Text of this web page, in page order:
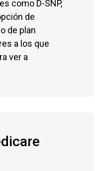
como D-SNP,
de
de plan
a los que
ver a